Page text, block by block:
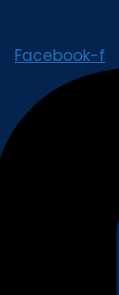
Facebook-f